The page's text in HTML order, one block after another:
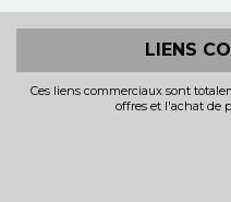
LIENS
Ces liens commerciaux sont
offres et l'achat de